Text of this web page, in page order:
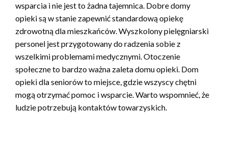
wsparcia i nie jest to żadna tajemnica. Dobre domy
opieki są w stanie zapewnić standardową opiekę
zdrowotną dla mieszkańców. Wyszkolony pielęgniarski
personel jest przygotowany do radzenia sobie z
wszelkimi problemami medycznymi. Otoczenie
społeczne to bardzo ważna zaleta domu opieki. Dom
opieki dla seniorów to miejsce, gdzie wszyscy chętni
mogą otrzymać pomoc i wsparcie. Warto wspomnieć, że
ludzie potrzebują kontaktów towarzyskich.